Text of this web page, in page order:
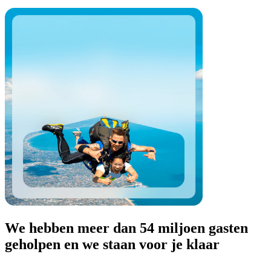
We hebben meer dan 54 miljoen gasten
geholpen en we staan voor je klaar